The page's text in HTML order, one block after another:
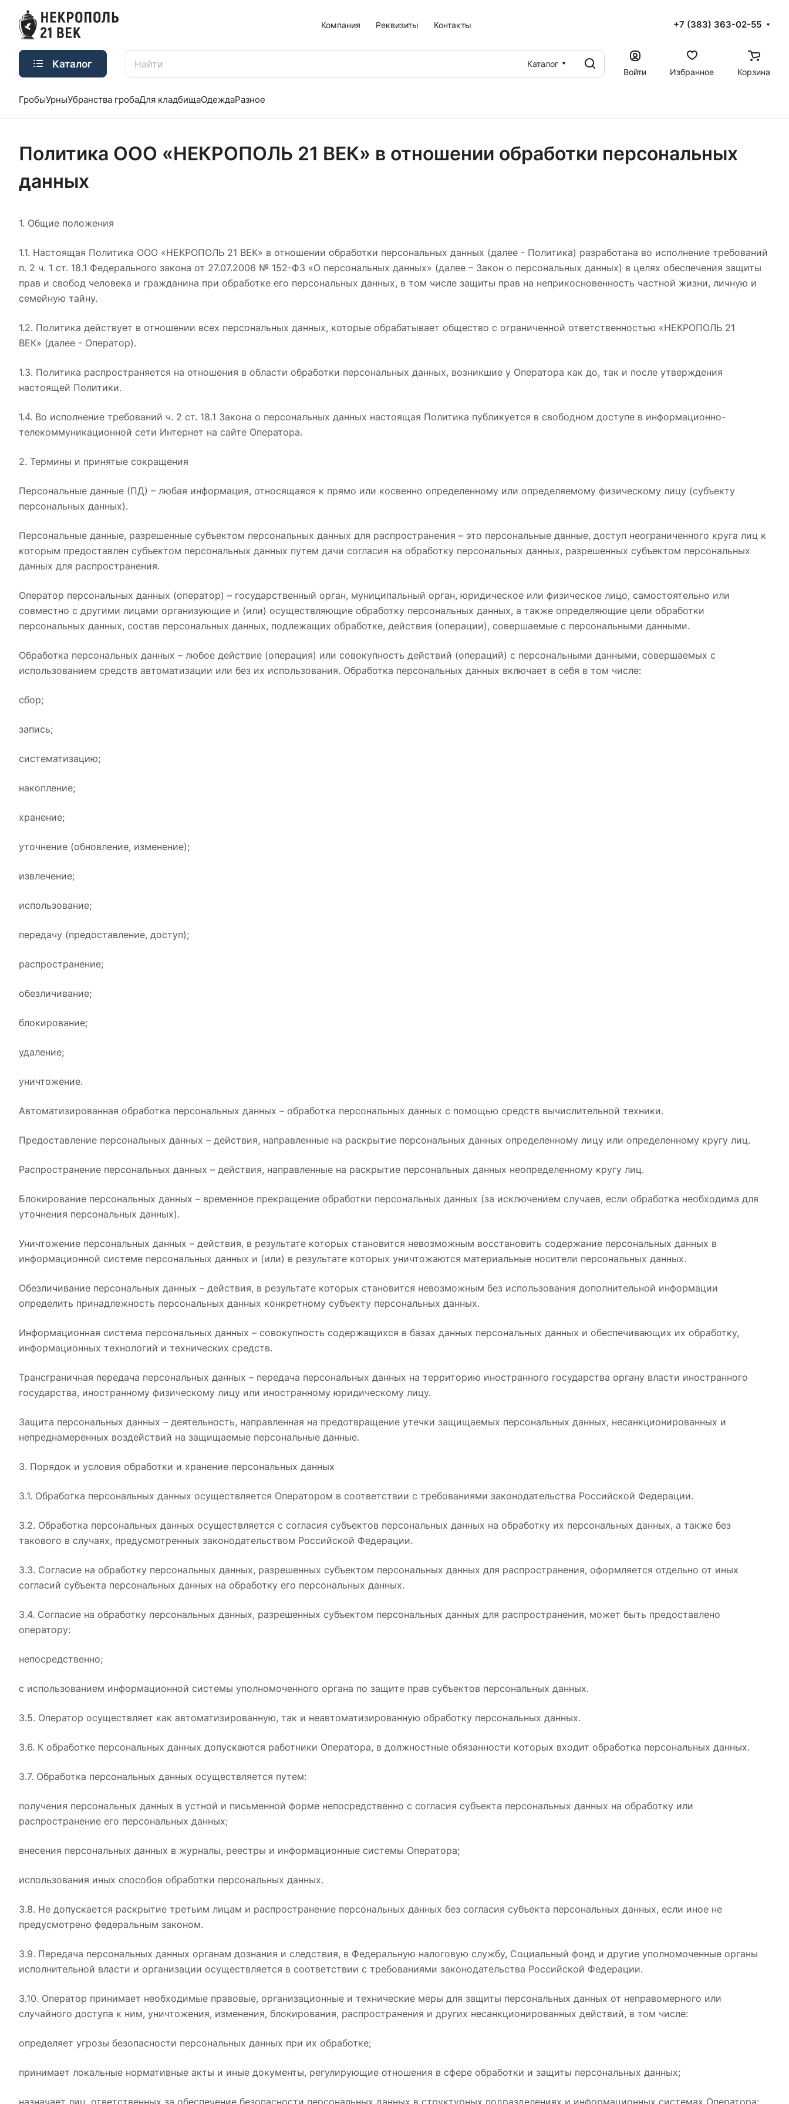
Компания Реквизиты Контакты +7 (383) 363-02-55
Каталог
Каталог
Войти
Избранное Корзина
ГробыУрныУбранства гробаДля кладбищаОдеждаРазное
Политика ООО «НЕКРОПОЛЬ 21 ВЕК» в отношении обработки персональных
данных
1. Общие положения
1.1. Настоящая Политика ООО «НЕКРОПОЛЬ 21 ВЕК» в отношении обработки персональных данных (далее - Политика) разработана во исполнение требований
п. 2 ч. 1 ст. 18.1 Федерального закона от 27.07.2006 № 152-ФЗ «О персональных данных» (далее – Закон о персональных данных) в целях обеспечения защиты
прав и свобод человека и гражданина при обработке его персональных данных, в том числе защиты прав на неприкосновенность частной жизни, личную и
семейную тайну.
1.2. Политика действует в отношении всех персональных данных, которые обрабатывает общество с ограниченной ответственностью «НЕКРОПОЛЬ 21
ВЕК» (далее - Оператор).
1.3. Политика распространяется на отношения в области обработки персональных данных, возникшие у Оператора как до, так и после утверждения
настоящей Политики.
1.4. Во исполнение требований ч. 2 ст. 18.1 Закона о персональных данных настоящая Политика публикуется в свободном доступе в информационно-
телекоммуникационной сети Интернет на сайте Оператора.
2. Термины и принятые сокращения
Персональные данные (ПД) – любая информация, относящаяся к прямо или косвенно определенному или определяемому физическому лицу (субъекту
персональных данных).
Персональные данные, разрешенные субъектом персональных данных для распространения – это персональные данные, доступ неограниченного круга лиц к
которым предоставлен субъектом персональных данных путем дачи согласия на обработку персональных данных, разрешенных субъектом персональных
данных для распространения.
Оператор персональных данных (оператор) – государственный орган, муниципальный орган, юридическое или физическое лицо, самостоятельно или
совместно с другими лицами организующие и (или) осуществляющие обработку персональных данных, а также определяющие цели обработки
персональных данных, состав персональных данных, подлежащих обработке, действия (операции), совершаемые с персональными данными.
Обработка персональных данных – любое действие (операция) или совокупность действий (операций) с персональными данными, совершаемых с
использованием средств автоматизации или без их использования. Обработка персональных данных включает в себя в том числе:
сбор;
запись;
систематизацию;
накопление;
хранение;
уточнение (обновление, изменение);
извлечение;
использование;
передачу (предоставление, доступ);
распространение;
обезличивание;
блокирование;
удаление;
уничтожение.
Автоматизированная обработка персональных данных – обработка персональных данных с помощью средств вычислительной техники.
Предоставление персональных данных – действия, направленные на раскрытие персональных данных определенному лицу или определенному кругу лиц.
Распространение персональных данных – действия, направленные на раскрытие персональных данных неопределенному кругу лиц.
Блокирование персональных данных – временное прекращение обработки персональных данных (за исключением случаев, если обработка необходима для
уточнения персональных данных).
Уничтожение персональных данных – действия, в результате которых становится невозможным восстановить содержание персональных данных в
информационной системе персональных данных и (или) в результате которых уничтожаются материальные носители персональных данных.
Обезличивание персональных данных – действия, в результате которых становится невозможным без использования дополнительной информации
определить принадлежность персональных данных конкретному субъекту персональных данных.
Информационная система персональных данных – совокупность содержащихся в базах данных персональных данных и обеспечивающих их обработку,
информационных технологий и технических средств.
Трансграничная передача персональных данных – передача персональных данных на территорию иностранного государства органу власти иностранного
государства, иностранному физическому лицу или иностранному юридическому лицу.
Защита персональных данных – деятельность, направленная на предотвращение утечки защищаемых персональных данных, несанкционированных и
непреднамеренных воздействий на защищаемые персональные данные.
3. Порядок и условия обработки и хранение персональных данных
3.1. Обработка персональных данных осуществляется Оператором в соответствии с требованиями законодательства Российской Федерации.
3.2. Обработка персональных данных осуществляется с согласия субъектов персональных данных на обработку их персональных данных, а также без
такового в случаях, предусмотренных законодательством Российской Федерации.
3.3. Согласие на обработку персональных данных, разрешенных субъектом персональных данных для распространения, оформляется отдельно от иных
согласий субъекта персональных данных на обработку его персональных данных.
3.4. Согласие на обработку персональных данных, разрешенных субъектом персональных данных для распространения, может быть предоставлено
оператору:
непосредственно;
с использованием информационной системы уполномоченного органа по защите прав субъектов персональных данных.
3.5. Оператор осуществляет как автоматизированную, так и неавтоматизированную обработку персональных данных.
3.6. К обработке персональных данных допускаются работники Оператора, в должностные обязанности которых входит обработка персональных данных.
3.7. Обработка персональных данных осуществляется путем:
получения персональных данных в устной и письменной форме непосредственно с согласия субъекта персональных данных на обработку или
распространение его персональных данных;
внесения персональных данных в журналы, реестры и информационные системы Оператора;
использования иных способов обработки персональных данных.
3.8. Не допускается раскрытие третьим лицам и распространение персональных данных без согласия субъекта персональных данных, если иное не
предусмотрено федеральным законом.
3.9. Передача персональных данных органам дознания и следствия, в Федеральную налоговую службу, Социальный фонд и другие уполномоченные органы
исполнительной власти и организации осуществляется в соответствии с требованиями законодательства Российской Федерации.
3.10. Оператор принимает необходимые правовые, организационные и технические меры для защиты персональных данных от неправомерного или
случайного доступа к ним, уничтожения, изменения, блокирования, распространения и других несанкционированных действий, в том числе:
определяет угрозы безопасности персональных данных при их обработке;
принимает локальные нормативные акты и иные документы, регулирующие отношения в сфере обработки и защиты персональных данных;
назначает лиц, ответственных за обеспечение безопасности персональных данных в структурных подразделениях и информационных системах Оператора;